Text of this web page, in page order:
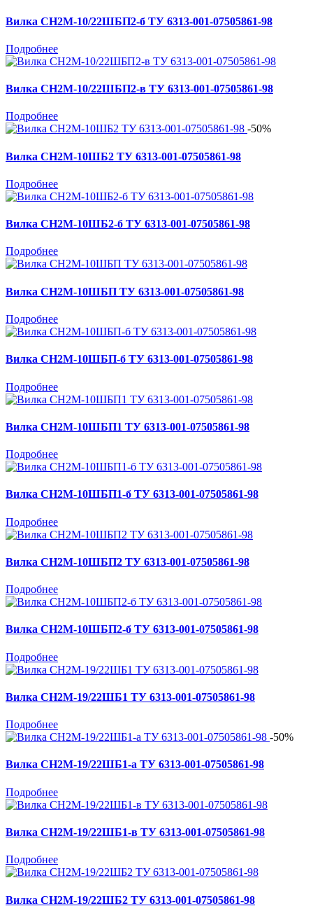
Вилка СН2М-10/22ШБП2-б ТУ 6313-001-07505861-98
Подробнее
Вилка СН2М-10/22ШБП2-в ТУ 6313-001-07505861-98
Подробнее
-50%
Вилка СН2М-10ШБ2 ТУ 6313-001-07505861-98
Подробнее
Вилка СН2М-10ШБ2-б ТУ 6313-001-07505861-98
Подробнее
Вилка СН2М-10ШБП ТУ 6313-001-07505861-98
Подробнее
Вилка СН2М-10ШБП-б ТУ 6313-001-07505861-98
Подробнее
Вилка СН2М-10ШБП1 ТУ 6313-001-07505861-98
Подробнее
Вилка СН2М-10ШБП1-б ТУ 6313-001-07505861-98
Подробнее
Вилка СН2М-10ШБП2 ТУ 6313-001-07505861-98
Подробнее
Вилка СН2М-10ШБП2-б ТУ 6313-001-07505861-98
Подробнее
Вилка СН2М-19/22ШБ1 ТУ 6313-001-07505861-98
Подробнее
-50%
Вилка СН2М-19/22ШБ1-а ТУ 6313-001-07505861-98
Подробнее
Вилка СН2М-19/22ШБ1-в ТУ 6313-001-07505861-98
Подробнее
Вилка СН2М-19/22ШБ2 ТУ 6313-001-07505861-98